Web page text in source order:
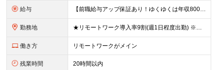
給与 【前職給与アップ保証あり！ゆくゆくは年収800万以上も可能】 月給45万円～＋インセンティブ ※経験や適性を考慮の上、相談し決定します ※上記には固定残業代（20時間分/4万円～）が含まれます
勤務地 ★リモートワーク導入率9割(週1日程度出勤) ※出社が伴う場合は東京23区・横浜を中心としたクライアント先になります。 【本社】 東京都千代田区神田須田町1-3-33 Bizflex神田 4階 (
働き方 リモートワークがメイン
残業時間 20時間以内